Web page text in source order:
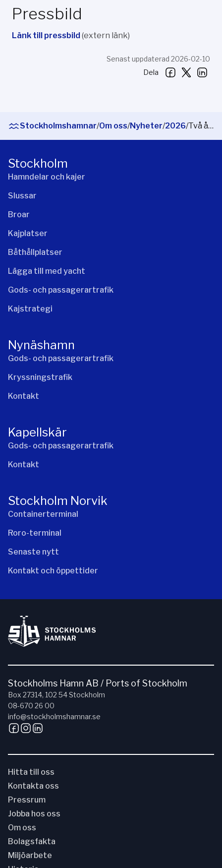
Pressbild
Länk till pressbild(extern länk)
Senast uppdaterad 2026-02-10
Dela
Stockholmshamnar/Om oss/Nyheter/2026/ Två år av samarbete för en grön sjöfartskorridor mellan Stockholm och Åbo
Stockholm
Hamndelar och kajer
Slussar
Broar
Kajplatser
Båthållplatser
Lägga till med yacht
Gods- och passagerartrafik
Kajstrategi
Nynäshamn
Gods- och passagerartrafik
Kryssningstrafik
Kontakt
Kapellskär
Gods- och passagerartrafik
Kontakt
Stockholm Norvik
Containerterminal
Roro-terminal
Senaste nytt
Kontakt och öppettider
Stockholms Hamn AB / Ports of Stockholm
Box 27314, 102 54 Stockholm
08-670 26 00
info@stockholmshamnar.se
Hitta till oss
Kontakta oss
Pressrum
Jobba hos oss
Om oss
Bolagsfakta
Miljöarbete